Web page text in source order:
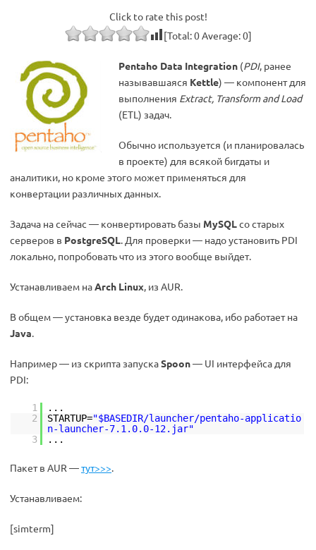
Click to rate this post!
[Total:0Average:0]
Pentaho Data Integration (PDI, ранее
называвшаяся Kettle) — компонент для
выполнения Extract, Transform and Load
(ETL) задач.
Обычно используется (и планировалась
в проекте) для всякой бигдаты и
аналитики, но кроме этого может применяться для
конвертации различных данных.
Задача на сейчас — конвертировать базы MySQLсо старых
серверов в PostgreSQL. Для проверки — надо установить PDI
локально, попробовать что из этого вообще выйдет.
Устанавливаем наArch Linux, из AUR.
В общем — установка везде будет одинакова, ибо работает на
Java.
Например — из скрипта запускаSpoon— UI интерфейса для
PDI:
1
...
2
STARTUP="$BASEDIR/launcher/pentaho-applicatio
n-launcher-7.1.0.0-12.jar"
3
...
Пакет в AUR —тут>>>.
Устанавливаем:
[simterm]